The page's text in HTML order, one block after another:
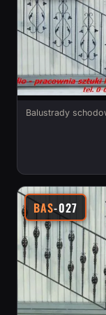
Balustrady
BAS-027